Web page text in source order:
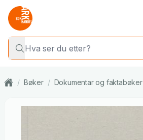
/ Bøker / Dokumentar og faktabøker